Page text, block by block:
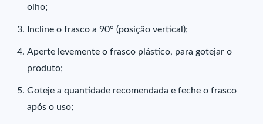
olho;
Incline o frasco a 90° (posição vertical);
Aperte levemente o frasco plástico, para gotejar o
produto;
Goteje a quantidade recomendada e feche o frasco
após o uso;